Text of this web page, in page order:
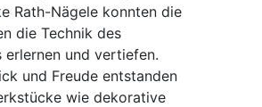
Rath-Nägele konnten die
die Technik des
erlernen und vertiefen.
und Freude entstanden
wie dekorative